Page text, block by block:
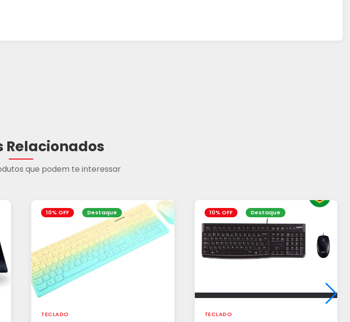
Relacionados
que podem te interessar
10% OFF Destaque
TECLADO
10% OFF Destaque
TECLADO